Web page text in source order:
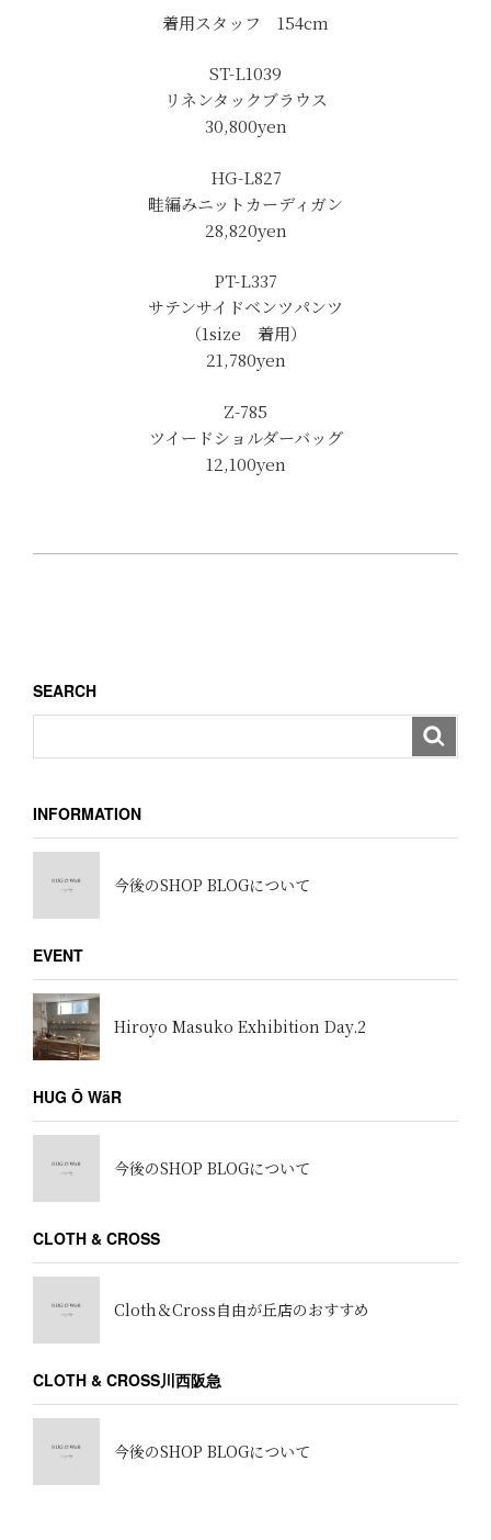
着用スタッフ 154cm
ST-L1039
リネンタックブラウス
30,800yen
HG-L827
畦編みニットカーディガン
28,820yen
PT-L337
サテンサイドベンツパンツ
（1size 着用）
21,780yen
Z-785
ツイードショルダーバッグ
12,100yen
SEARCH
INFORMATION
今後のSHOP BLOGについて
EVENT
Hiroyo Masuko Exhibition Day.2
HUG Ō WäR
今後のSHOP BLOGについて
CLOTH & CROSS
Cloth＆Cross自由が丘店のおすすめ
CLOTH & CROSS川西阪急
今後のSHOP BLOGについて